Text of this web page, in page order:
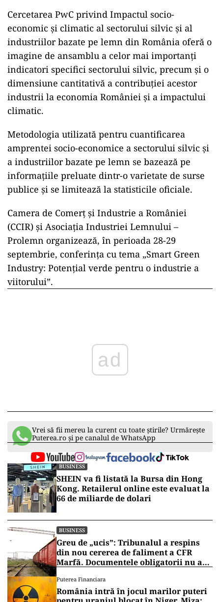
Cercetarea PwC privind Impactul socio-
economic şi climatic al sectorului silvic şi al
industriilor bazate pe lemn din România oferă o
imagine de ansamblu a celor mai importanţi
indicatori specifici sectorului silvic, precum şi o
dimensiune cantitativă a contribuţiei acestor
industrii la economia României şi a impactului
climatic.
Metodologia utilizată pentru cuantificarea
amprentei socio-economice a sectorului silvic şi
a industriilor bazate pe lemn se bazează pe
informaţiile preluate dintr-o varietate de surse
publice şi se limitează la statisticile oficiale.
Camera de Comerţ şi Industrie a României
(CCIR) şi Asociaţia Industriei Lemnului –
Prolemn organizează, în perioada 28-29
septembrie, conferinţa cu tema „Smart Green
Industry: Potenţial verde pentru o industrie a
viitorului”.
ad
Vrei să fii mereu la curent cu toate știrile? Urmărește
Puterea.ro și pe canalul de WhatsApp
BUSINESS
SHEIN va fi listată la Bursa din Hong
Kong. Retailerul online este evaluat la
66 de miliarde de dolari
BUSINESS
Greu de „ucis”: Tribunalul a respins
din nou cererea de faliment a CFR
Marfă. Documentele obligatorii nu au
Puterea Financiara
România intră în jocul marilor puteri